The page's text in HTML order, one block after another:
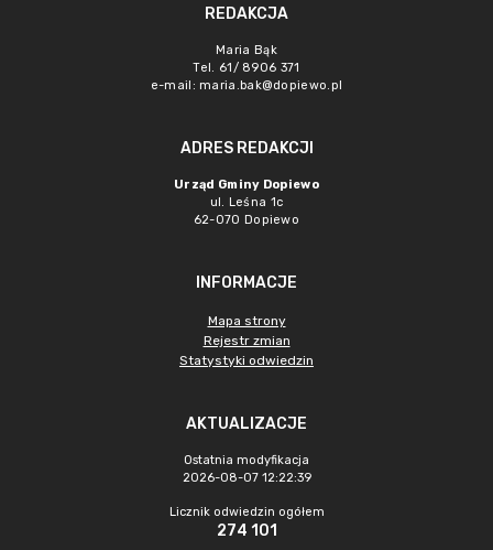
REDAKCJA
Maria Bąk
Tel. 61/ 8906 371
e-mail: maria.bak@dopiewo.pl
ADRES REDAKCJI
Urząd Gminy Dopiewo
ul. Leśna 1c
62-070 Dopiewo
INFORMACJE
Mapa strony
Rejestr zmian
Statystyki odwiedzin
AKTUALIZACJE
Ostatnia modyfikacja
2026-08-07 12:22:39
Licznik odwiedzin ogółem
274 101